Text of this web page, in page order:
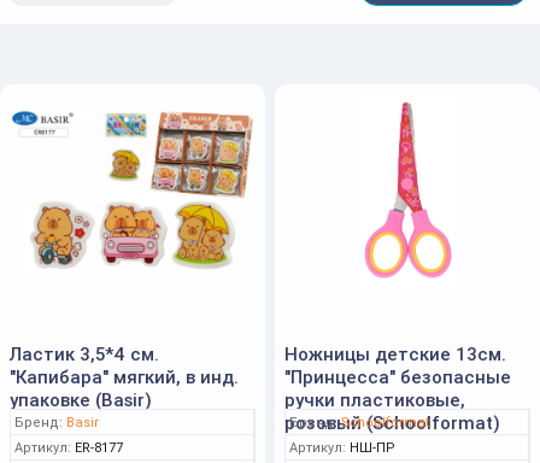
Папки А5 Подставки для книг
Ластик 3,5*4 см.
"Капибара" мягкий, в инд.
упаковке (Basir)
Бренд: Basir
Артикул: ER-8177
Ножницы детские 13см.
"Принцесса" безопасные
ручки пластиковые,
розовый (Schoolformat)
Бренд: Schoolformat
Артикул: НШ-ПР